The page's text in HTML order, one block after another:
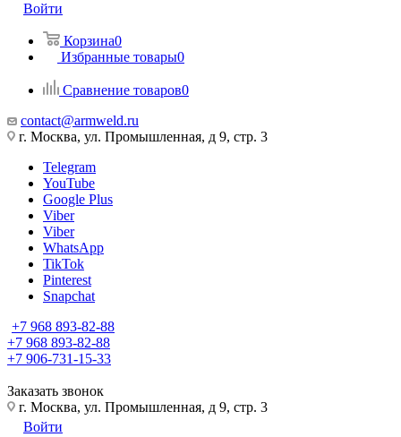
Войти
Корзина0
Избранные товары0
Сравнение товаров0
contact@armweld.ru
г. Москва, ул. Промышленная, д 9, стр. 3
Telegram
YouTube
Google Plus
Viber
Viber
WhatsApp
TikTok
Pinterest
Snapchat
+7 968 893-82-88
+7 968 893-82-88
+7 906-731-15-33
Заказать звонок
г. Москва, ул. Промышленная, д 9, стр. 3
Войти